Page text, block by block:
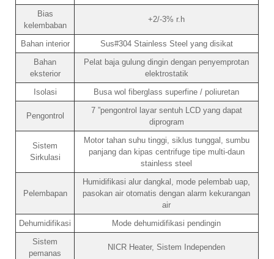
Bias
kelembaban
+2/-3% r.h
Bahan interior
Sus#304 Stainless Steel yang disikat
Bahan
eksterior
Pelat baja gulung dingin dengan penyemprotan
elektrostatik
Isolasi
Busa wol fiberglass superfine / poliuretan
Pengontrol
7 ”pengontrol layar sentuh LCD yang dapat
diprogram
Sistem
Sirkulasi
Motor tahan suhu tinggi, siklus tunggal, sumbu
panjang dan kipas centrifuge tipe multi-daun
stainless steel
Pelembapan
Humidifikasi alur dangkal, mode pelembab uap,
pasokan air otomatis dengan alarm kekurangan
air
Dehumidifikasi
Mode dehumidifikasi pendingin
Sistem
pemanas
NICR Heater, Sistem Independen